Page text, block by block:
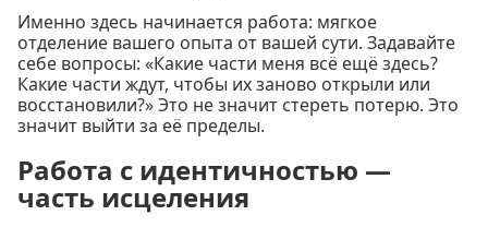
Именно здесь начинается работа: мягкое
отделение вашего опыта от вашей сути. Задавайте
себе вопросы: «Какие части меня всё ещё здесь?
Какие части ждут, чтобы их заново открыли или
восстановили?» Это не значит стереть потерю. Это
значит выйти за её пределы.
Работа с идентичностью —
часть исцеления